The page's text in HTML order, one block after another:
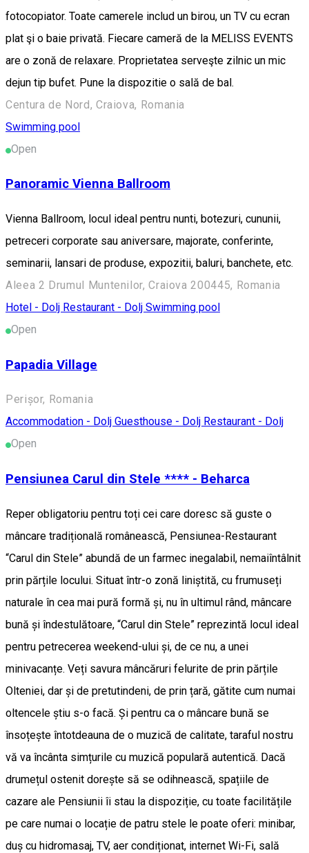
fotocopiator. Toate camerele includ un birou, un TV cu ecran
plat şi o baie privată. Fiecare cameră de la MELISS EVENTS
are o zonă de relaxare. Proprietatea serveşte zilnic un mic
dejun tip bufet. Pune la dispozitie o sală de bal.
Centura de Nord, Craiova, Romania
Swimming pool
Open
Panoramic Vienna Ballroom
Vienna Ballroom, locul ideal pentru nunti, botezuri, cununii,
petreceri corporate sau aniversare, majorate, conferinte,
seminarii, lansari de produse, expozitii, baluri, banchete, etc.
Aleea 2 Drumul Muntenilor, Craiova 200445, Romania
Hotel - Dolj Restaurant - Dolj Swimming pool
Open
Papadia Village
Perișor, Romania
Accommodation - Dolj Guesthouse - Dolj Restaurant - Dolj
Open
Pensiunea Carul din Stele **** - Beharca
Reper obligatoriu pentru toți cei care doresc să guste o
mâncare tradițională românească, Pensiunea-Restaurant
“Carul din Stele” abundă de un farmec inegalabil, nemaiîntâlnit
prin părțile locului. Situat într-o zonă liniștită, cu frumuseți
naturale în cea mai pură formă și, nu în ultimul rând, mâncare
bună și îndestulătoare, “Carul din Stele” reprezintă locul ideal
pentru petrecerea weekend-ului și, de ce nu, a unei
minivacanțe. Veți savura mâncăruri felurite de prin părțile
Olteniei, dar și de pretutindeni, de prin țară, gătite cum numai
oltencele știu s-o facă. Și pentru ca o mâncare bună se
însoțește întotdeauna de o muzică de calitate, taraful nostru
vă va încânta simțurile cu muzică populară autentică. Dacă
drumețul ostenit dorește să se odihnească, spațiile de
cazare ale Pensiunii îi stau la dispoziție, cu toate facilitățile
pe care numai o locație de patru stele le poate oferi: minibar,
duș cu hidromasaj, TV, aer condiționat, internet Wi-Fi, sală